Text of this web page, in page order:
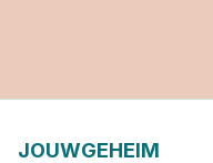
JOUWGEHEIM